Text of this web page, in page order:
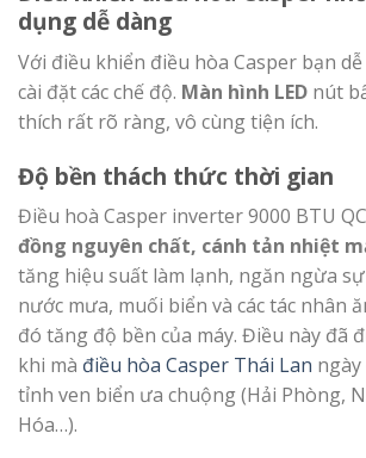
dụng dễ dàng
Với điều khiển điều hòa Casper bạn
cài đặt các chế độ. Màn hình LED nút
thích rất rõ ràng, vô cùng tiện ích.
Độ bền thách thức thời gian
Điều hoà Casper inverter 9000 BTU
đồng nguyên chất, cánh tản nhiệt
tăng hiệu suất làm lạnh, ngăn ngừa
nước mưa, muối biển và các tác nhân
đó tăng độ bền của máy. Điều này đã
khi mà điều hòa Casper Thái Lan ngày
tỉnh ven biển ưa chuộng (Hải Phòng,
Hóa…).